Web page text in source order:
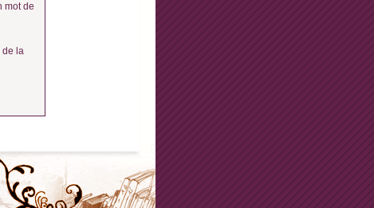
mot de
de la